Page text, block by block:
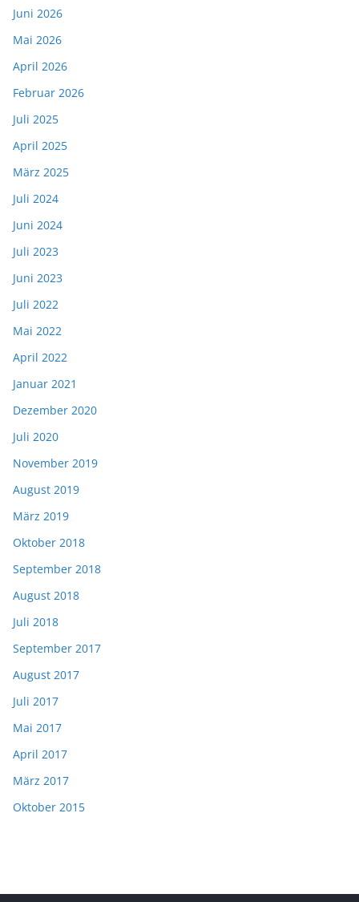
Juni 2026
Mai 2026
April 2026
Februar 2026
Juli 2025
April 2025
März 2025
Juli 2024
Juni 2024
Juli 2023
Juni 2023
Juli 2022
Mai 2022
April 2022
Januar 2021
Dezember 2020
Juli 2020
November 2019
August 2019
März 2019
Oktober 2018
September 2018
August 2018
Juli 2018
September 2017
August 2017
Juli 2017
Mai 2017
April 2017
März 2017
Oktober 2015